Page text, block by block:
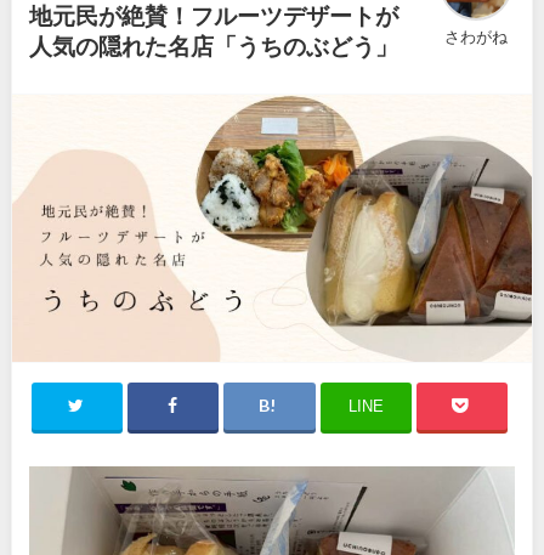
地元民が絶賛！フルーツデザートが
人気の隠れた名店「うちのぶどう」
さわがね
LINE